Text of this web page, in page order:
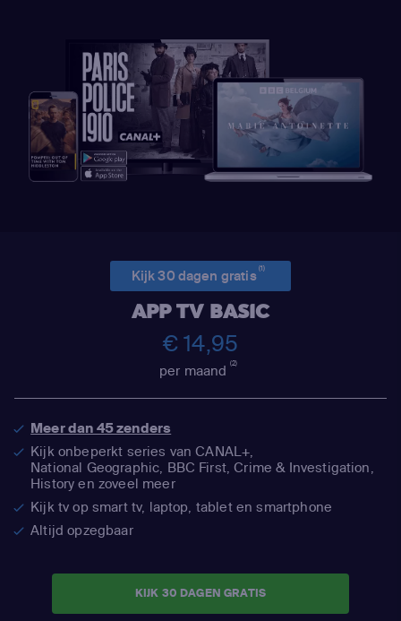
Kijk 30 dagen gratis(1)
APP TV BASIC
€ 14,95
per maand(2)
Meer dan 45 zenders
Kijk onbeperkt series van CANAL+,
National Geographic, BBC First, Crime & Investigation,
History en zoveel meer
Kijk tv op smart tv, laptop, tablet en smartphone
Altijd opzegbaar
KIJK 30 DAGEN GRATIS